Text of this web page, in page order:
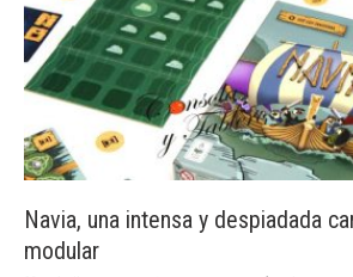
Navia, una intensa y despiadada
modular